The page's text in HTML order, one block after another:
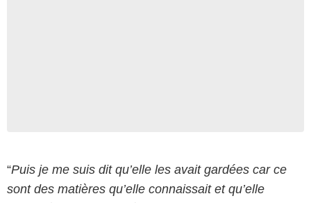
“Puis je me suis dit qu’elle les avait gardées car ce
sont des matières qu’elle connaissait et qu’elle